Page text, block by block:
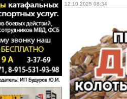
12.10.2025 08:34